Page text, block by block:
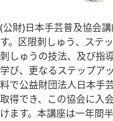
(公財)日本手芸普及協会
す。区限刺しゅう、ステ
刺しゅうの技法、及び指
学び、更なるステップア
料で公益財団法人日本手
取得でき、この協会に入
けます。本講座は一年間